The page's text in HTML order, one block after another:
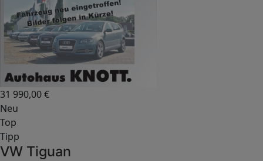
31 990,00€
Neu
Top
Tipp
VW Tiguan